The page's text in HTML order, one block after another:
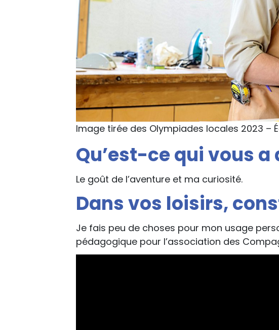
Image tirée des Olympiades locales 2023 –
Qu’est-ce qui vous
Le goût de l’aventure et ma curiosité.
Dans vos loisirs,
Je fais peu de choses pour mon usage
pédagogique pour l’association des